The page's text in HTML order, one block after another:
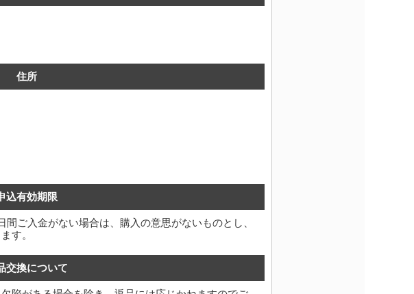
住所
込有効期限
ご入金がない場合は、購入の意思がないものとし、
す。
交換について